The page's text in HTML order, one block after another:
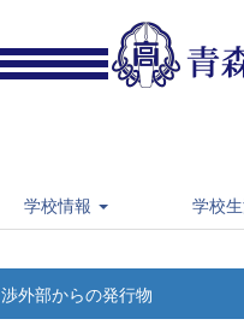
学校情報 学校
渉外部からの発行物